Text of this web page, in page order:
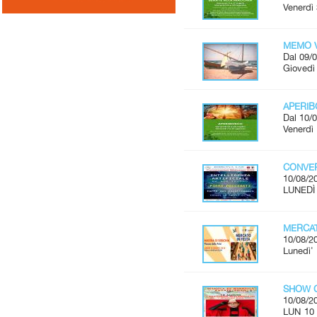
MEMO
Dal 09/
Dal 10/
10/08/
10/08/
Lunedì'
SHOW
10/08/
LUN 10